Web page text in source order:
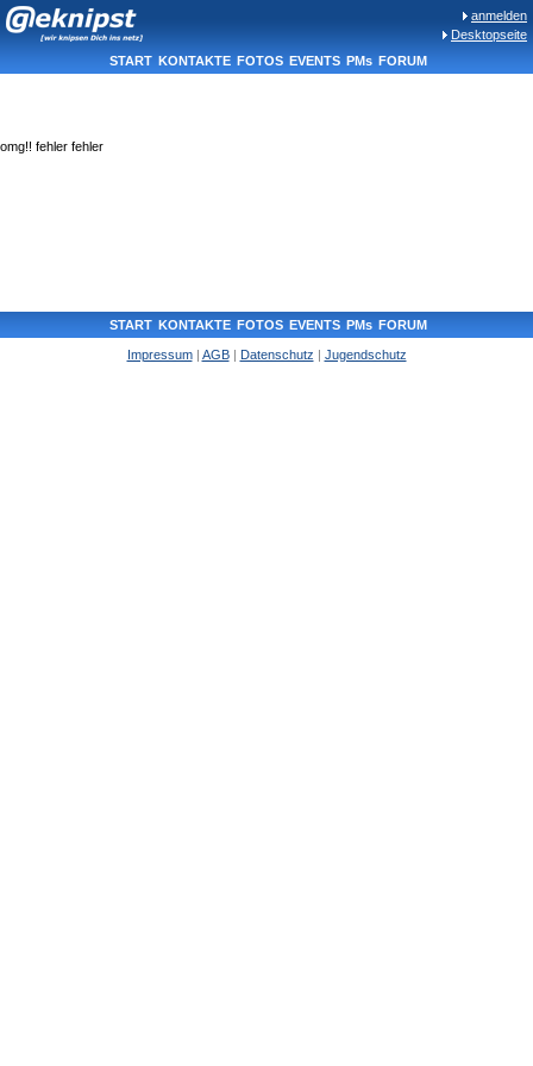
anmelden
Desktopseite
START KONTAKTE FOTOS EVENTS PMs FORUM
omg!! fehler fehler
START KONTAKTE FOTOS EVENTS PMs FORUM
Impressum| AGB| Datenschutz | Jugendschutz